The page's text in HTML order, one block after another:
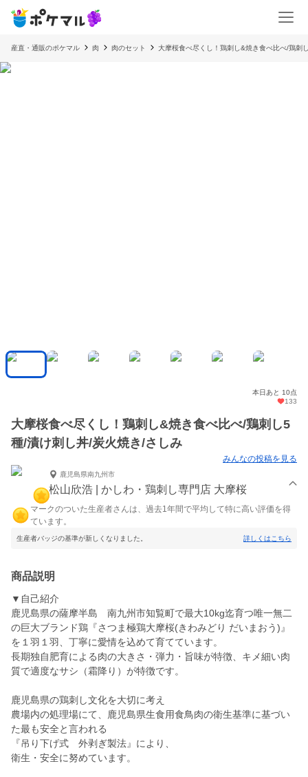
産直・通販のポケマル 肉 肉のセット 大摩桜食べ尽くし！鶏刺し&焼き食べ比べ/鶏刺
本日あと 10点
133
大摩桜食べ尽くし！鶏刺し&焼き食べ比べ/鶏刺し5
種/漬け刺し丼/炭火焼き/さしみ
みんなの投稿を見る
鹿児島県南九州市
松山欣浩 | かしわ・鶏刺し専門店 大摩桜
マークのついた生産者さんは、過去1年間で平均して特に高い評価を得
ています。
生産者バッジの基準が新しくなりました。 詳しくはこちら
商品説明
▼自己紹介
鹿児島県の薩摩半島 南九州市知覧町で最大10kg迄育つ唯一無二
の巨大ブランド鶏『さつま極鶏大摩桜(きわみどり だいまおう)』
を１羽１羽、丁寧に愛情を込めて育てています。
長期独自肥育による肉の大きさ・弾力・旨味が特徴、キメ細い肉
質で適度なサシ（霜降り）が特徴です。
鹿児島県の鶏刺し文化を大切に考え
農場内の処理場にて、鹿児島県生食用食鳥肉の衛生基準に基づい
た最も安全と言われる
『吊り下げ式 外剥ぎ製法』により、
衛生・安全に努めています。